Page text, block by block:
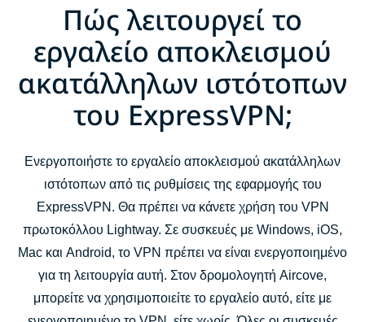
Πώς λειτουργεί το
εργαλείο αποκλεισμού
ακατάλληλων ιστότοπων
του ExpressVPN;
Ενεργοποιήστε το εργαλείο αποκλεισμού ακατάλληλων
ιστότοπων από τις ρυθμίσεις της εφαρμογής του
ExpressVPN. Θα πρέπει να κάνετε χρήση του VPN
πρωτοκόλλου Lightway. Σε συσκευές με Windows, iOS,
Mac και Android, το VPN πρέπει να είναι ενεργοποιημένο
για τη λειτουργία αυτή. Στον δρομολογητή Aircove,
μπορείτε να χρησιμοποιείτε το εργαλείο αυτό, είτε με